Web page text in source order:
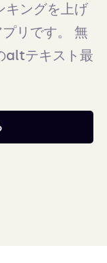
キングを上げ
リです。 無
altテキスト最